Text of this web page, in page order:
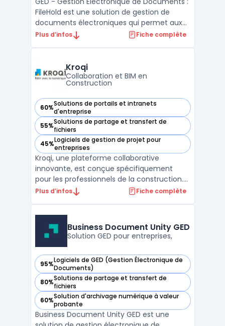
FileHold est une solution de gestion de
documents électroniques qui permet aux
entreprises de stocker, organiser et gérer
peuvent facilement numériser leurs
documents papier exist ...
Plus d’infos Fiche complète
Kroqi
Collaboration et BIM en
Construction
60%Solutions de portails et intranets
d'entreprise
— voir Kroqi dans cette catégorie
55%Solutions de partage et transfert de
fichiers
— voir Kroqi dans cette catégorie
45%Logiciels de gestion de projet pour
entreprises
— voir Kroqi dans cette catégorie
Kroqi, une plateforme collaborative
innovante, est conçue spécifiquement
pour les professionnels de la construction.
Elle intègre un système de gestion de
en temps réel. Avec des fonctionnalités
telles que la planificati ...
Plus d’infos Fiche complète
Business Document Unity GED
Solution GED pour entreprises,
95%Logiciels de GED (Gestion Électronique de
Documents)
— voir Business Document Unity GED dans cette catégorie
80%Solutions de partage et transfert de
fichiers
— voir Business Document Unity GED dans cette catégorie
60%Solution d'archivage numérique à valeur
probante
— voir Business Document Unity GED dans cette catégorie
Business Document Unity GED est une